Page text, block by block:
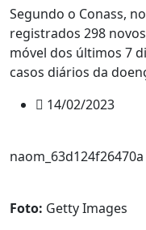
Segundo o Conass,
registrados 298
móvel dos últimos 7
casos diários da
14/02/2023
naom_63d124f26470a
Foto: Getty Images